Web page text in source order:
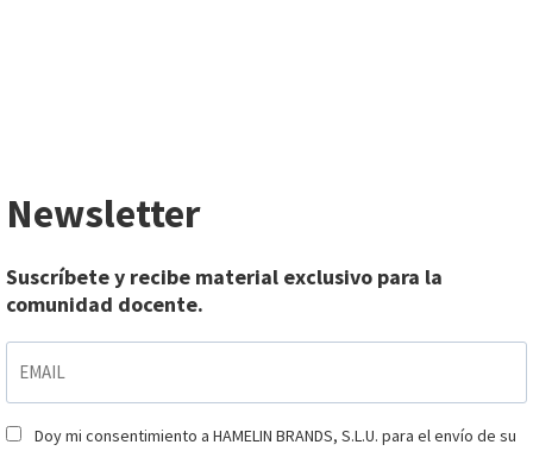
Newsletter
Suscríbete y recibe material exclusivo para la
comunidad docente.
Consentimiento*
Doy mi consentimiento a HAMELIN BRANDS, S.L.U. para el envío de su